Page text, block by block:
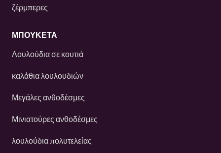
ζέρμπερες
ΜΠΟΥΚΕΤΑ
Λουλούδια σε κουτιά
καλάθια λουλουδιών
Μεγάλες ανθοδέσμες
Μινιατούρες ανθοδέσμες
λουλούδια πολυτελείας